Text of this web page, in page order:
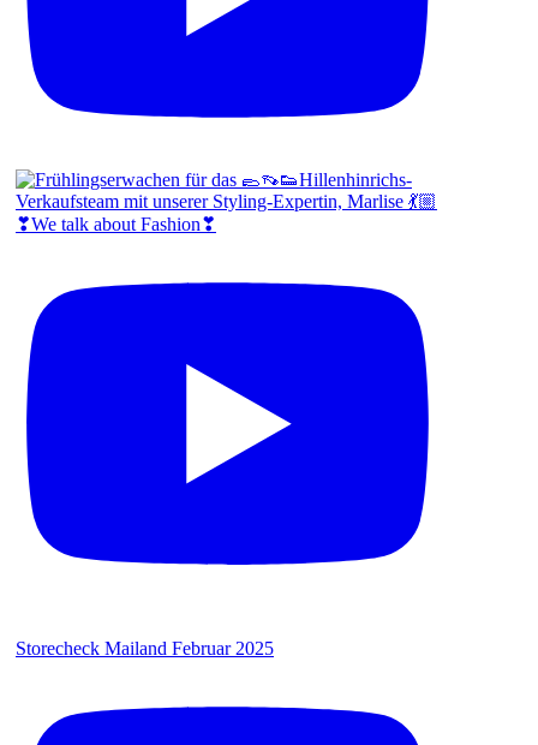
❣We talk about Fashion❣
Storecheck Mailand Februar 2025